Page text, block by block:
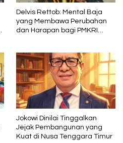
Delvis Rettob: Mental Baja
yang Membawa Perubahan
dan Harapan bagi PMKRI
Jokowi Dinilai Tinggalkan
Jejak Pembangunan yang
Kuat di Nusa Tenggara Timur